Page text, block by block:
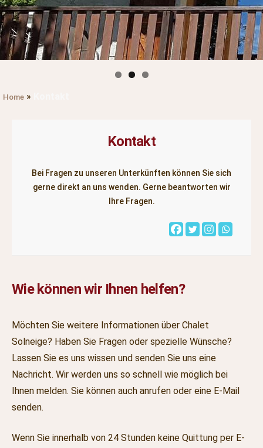
Home »
Kontakt
Bei Fragen zu unseren Unterkünften können Sie sich
gerne direkt an uns wenden. Gerne beantworten wir
Ihre Fragen.
Wie können wir Ihnen helfen?
Möchten Sie weitere Informationen über Chalet
Solneige? Haben Sie Fragen oder spezielle Wünsche?
Lassen Sie es uns wissen und senden Sie uns eine
Nachricht. Wir werden uns so schnell wie möglich bei
Ihnen melden. Sie können auch anrufen oder eine E-Mail
senden.
Wenn Sie innerhalb von 24 Stunden keine Quittung per E-